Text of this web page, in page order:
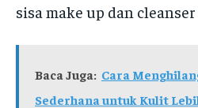
sisa make up dan
Baca Juga: Cara
Sederhana untuk Kulit